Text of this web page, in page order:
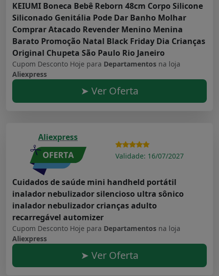
KEIUMI Boneca Bebê Reborn 48cm Corpo Silicone
Siliconado Genitália Pode Dar Banho Molhar
Comprar Atacado Revender Menino Menina
Barato Promoção Natal Black Friday Dia Crianças
Original Chupeta São Paulo Rio Janeiro
Cupom Desconto Hoje para Departamentos na loja
Aliexpress
➤ Ver Oferta
Aliexpress
Validade: 16/07/2027
Cuidados de saúde mini handheld portátil
inalador nebulizador silencioso ultra sônico
inalador nebulizador crianças adulto
recarregável automizer
Cupom Desconto Hoje para Departamentos na loja
Aliexpress
➤ Ver Oferta